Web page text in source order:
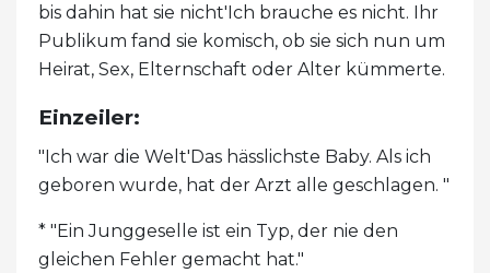
bis dahin hat sie nicht'Ich brauche es nicht. Ihr
Publikum fand sie komisch, ob sie sich nun um
Heirat, Sex, Elternschaft oder Alter kümmerte.
Einzeiler:
"Ich war die Welt'Das hässlichste Baby. Als ich
geboren wurde, hat der Arzt alle geschlagen. "
* "Ein Junggeselle ist ein Typ, der nie den
gleichen Fehler gemacht hat."